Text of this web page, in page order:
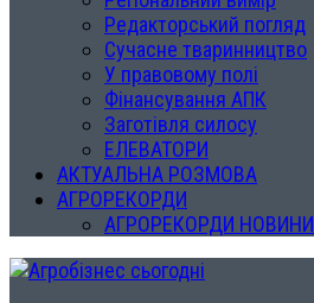
Редакторський погляд
Сучасне тваринництво
У правовому полі
Фінансування АПК
Заготівля силосу
ЕЛЕВАТОРИ
АКТУАЛЬНА РОЗМОВА
АГРОРЕКОРДИ
АГРОРЕКОРДИ НОВИНИ